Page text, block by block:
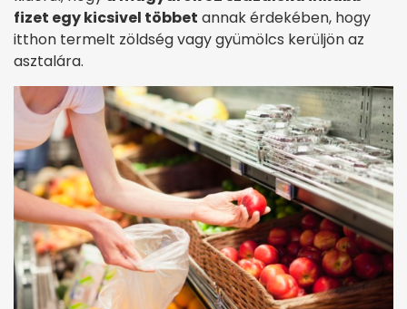
fizet egy kicsivel többet annak érdekében, hogy
itthon termelt zöldség vagy gyümölcs kerüljön az
asztalára.